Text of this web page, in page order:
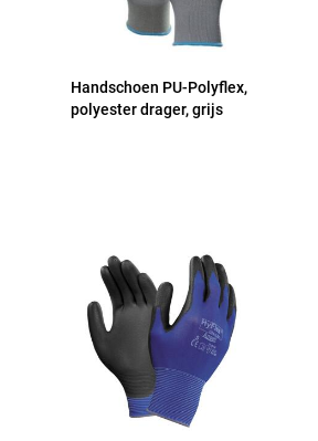
Handschoen PU-Polyflex,
polyester drager, grijs